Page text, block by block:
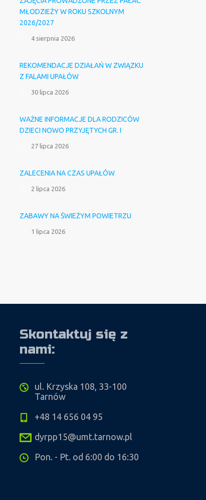
MŁODZIEŻY W ROKU SZKOLNYM
2026/2027
4 sierpnia 2026
REKOMENDACJE DZIAŁAŃ W ZWIĄZKU
Z FALAMI UPAŁÓW
30 lipca 2026
WAŻNE INFORMACJE DLA RODZICÓW
DZIECI NOWO PRZYJĘTYCH GR. I
27 lipca 2026
ZALECENIA NA CZAS UPAŁÓW
2 lipca 2026
ZABAWY NA ŚWIEŻYM POWIETRZU
1 lipca 2026
Skontaktuj się z
nami:
ul. Krzyska 108, 33-100
Tarnów
+48 14 656 04 95
dyrpp15@umt.tarnow.pl
Pon. - Pt. od 6:00 do 16:30